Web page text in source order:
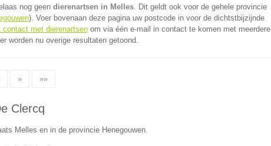
nog geen dierenartsen in Melles. Dit geldt ook voor de gehele provincie
). Voer bovenaan deze pagina uw postcode in voor de dichtstbijzijnde
contact met dierenartsenom via één e-mail in contact te komen met meerdere
worden nu overige resultaten getoond.
» »»
Clercq
Melles en in de provincie Henegouwen.